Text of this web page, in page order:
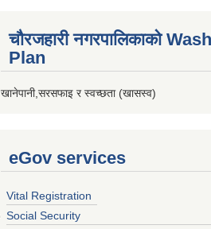
चौरजहारी नगरपालिकाको Wash
Plan
खानेपानी,सरसफाइ र स्वच्छता (खासस्व)
eGov services
Vital Registration
Social Security